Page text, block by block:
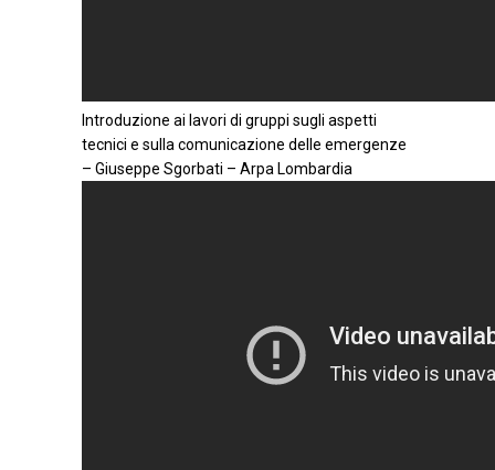
Introduzione ai lavori di gruppi sugli aspetti
tecnici e sulla comunicazione delle emergenze
– Giuseppe Sgorbati – Arpa Lombardia